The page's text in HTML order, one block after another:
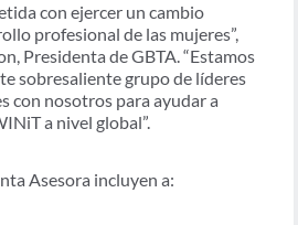
con ejercer un cambio
profesional de las mujeres”,
Presidenta de GBTA. “Estamos
sobresaliente grupo de líderes
con nosotros para ayudar a
a nivel global”.
Asesora incluyen a: